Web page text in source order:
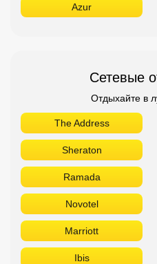
Azur
Сетевые
Отдыхайте в
The Address
Sheraton
Ramada
Novotel
Marriott
Ibis